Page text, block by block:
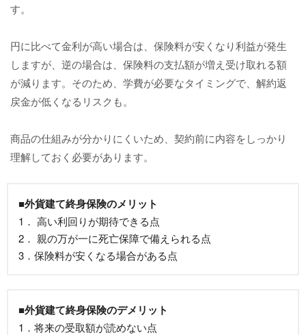
す。
円に比べて金利が高い場合は、保険料が安くなり利益が発生
しますが、逆の場合は、保険料の支払額が増え受け取れる額
が減ります。そのため、学費が必要なタイミングで、解約返
戻金が低くなるリスクも。
商品の仕組みが分かりにくいため、契約前に内容をしっかり
理解しておく必要があります。
■外貨建て終身保険のメリット
1． 高い利回りが期待できる点
2． 親の万が一に死亡保障で備えられる点
3．保険料が安くなる場合がある点
■外貨建て終身保険のデメリット
1．将来の受取額が読めない点